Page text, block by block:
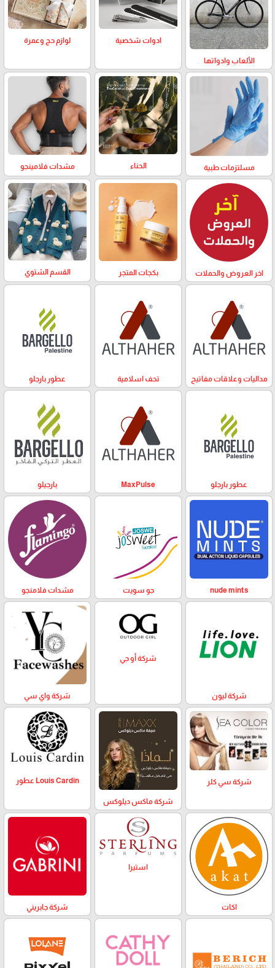
الألعاب وادواتها
ادوات شخصية لوازم حج وعمرة
مسلتزمات طبية الحناء مشدات فلامينجو
اخر العروض والحملات بكجات المتجر القسم الشتوي
مداليات وعلاقات مفاتيح تحف اسلامية عطور بارجلو
عطور بارجلو MaxPulse بارجيلو
nude mints جو سويت مشدات فلامنجو
شركة ليون
شركة أو جي
شركة واي سي
شركة سي كلر
شركة ماكس ديلوكس
Louis Cardin عطور
اكات
استيرا
شركة جابريني